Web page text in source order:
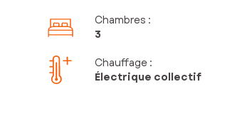
Chambres :
3
Chauffage :
Électrique collectif